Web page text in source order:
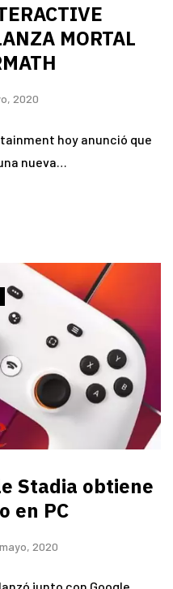
MORTAL
2020
hoy anunció que
nueva…
Stadia obtiene
en PC
2020